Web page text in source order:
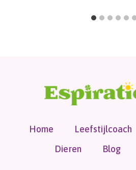
Home Leefstijlcoach
Dieren
Blog